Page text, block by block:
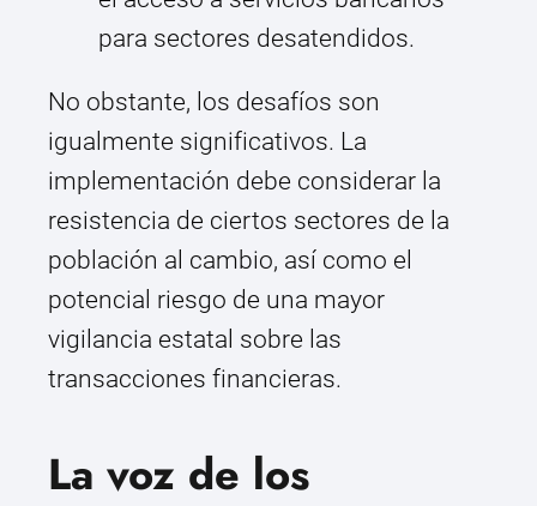
para sectores desatendidos.
No obstante, los desafíos son
igualmente significativos. La
implementación debe considerar la
resistencia de ciertos sectores de la
población al cambio, así como el
potencial riesgo de una mayor
vigilancia estatal sobre las
transacciones financieras.
La voz de los